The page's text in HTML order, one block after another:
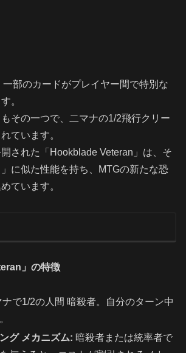
一部のカードがプレイヤー間で特別な
。
もその一つで、二マナの1/2飛行クリー
ています。
された「Hookblade Veteran」は、そ
に似た性能を持ち、MTGの新たな恐
ています。
」の特徴
ナで1/2の人間 暗殺者。自分のターン中
グ メカニズム: 暗殺者または統率者で